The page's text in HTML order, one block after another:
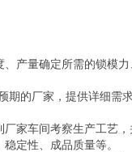
、产量确定所需的锁模力
期的厂家，提供详细需
厂家车间考察生产工艺，
定性、成品质量等。